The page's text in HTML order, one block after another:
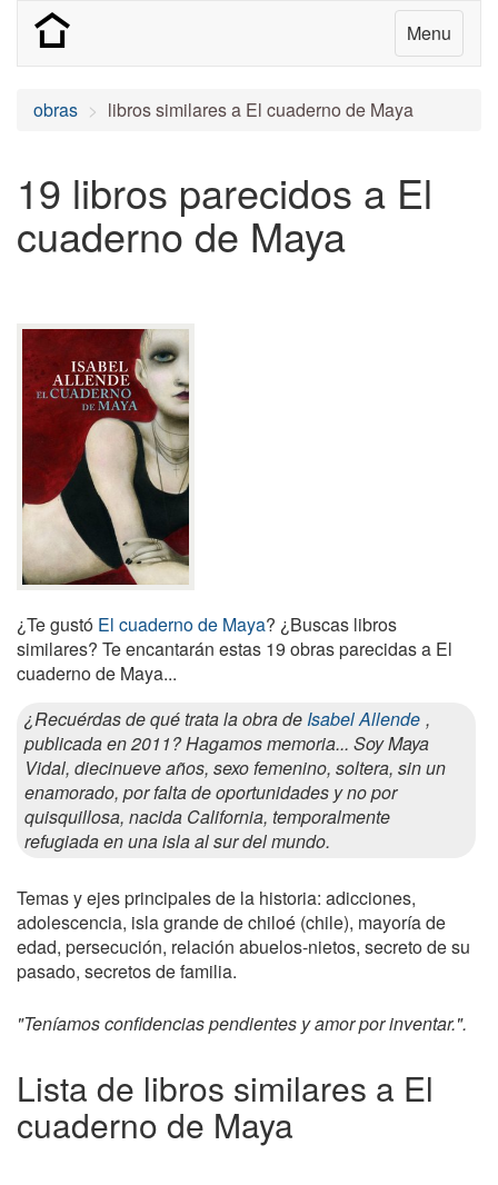
Menu
obras libros similares a El cuaderno de Maya
19 libros parecidos a El
cuaderno de Maya
¿Te gustó El cuaderno de Maya? ¿Buscas libros
similares? Te encantarán estas 19 obras parecidas a El
cuaderno de Maya...
¿Recuérdas de qué trata la obra de Isabel Allende ,
publicada en 2011? Hagamos memoria... Soy Maya
Vidal, diecinueve años, sexo femenino, soltera, sin un
enamorado, por falta de oportunidades y no por
quisquillosa, nacida California, temporalmente
refugiada en una isla al sur del mundo.
Temas y ejes principales de la historia: adicciones,
adolescencia, isla grande de chiloé (chile), mayoría de
edad, persecución, relación abuelos-nietos, secreto de su
pasado, secretos de familia.
"Teníamos confidencias pendientes y amor por inventar.".
Lista de libros similares a El
cuaderno de Maya